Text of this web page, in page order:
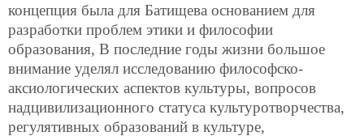
концепция была для Батищева основанием для
разработки проблем этики и философии
образования, В последние годы жизни большое
внимание уделял исследованию философско-
аксиологических аспектов культуры, вопросов
надцивилизационного статуса культуротворчества,
регулятивных образований в культуре,